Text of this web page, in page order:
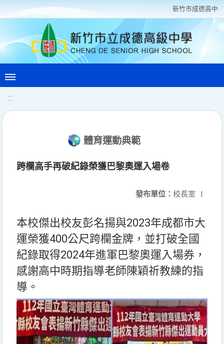
新竹巿成德高中
:::
體育運動典範
跨欄高手再破紀錄榮獲巴黎奧運入場卷
發布單位： 校長室 |
本校傑出校友彭名揚與2023年成都市大
運榮獲400公尺跨欄金牌，並打破全國
紀錄取得2024年進軍巴黎奧運入場券，
感謝高中時期指導老師陳穎祈教練的指
導。